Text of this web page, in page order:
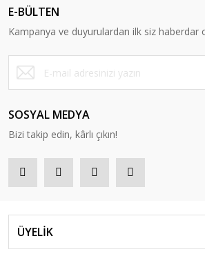
E-BÜLTEN
Kampanya ve duyurulardan ilk siz haberdar
SOSYAL MEDYA
Bizi takip edin, kârlı çıkın!
ÜYELİK